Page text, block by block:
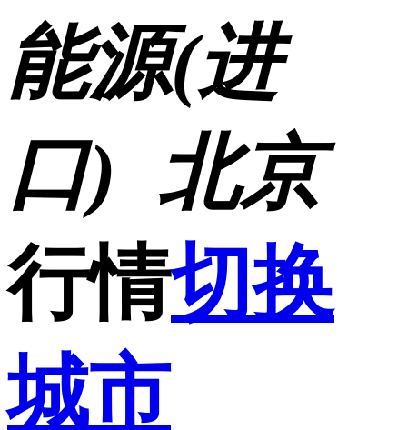
能源(进
口) 北京
行情切换
城市